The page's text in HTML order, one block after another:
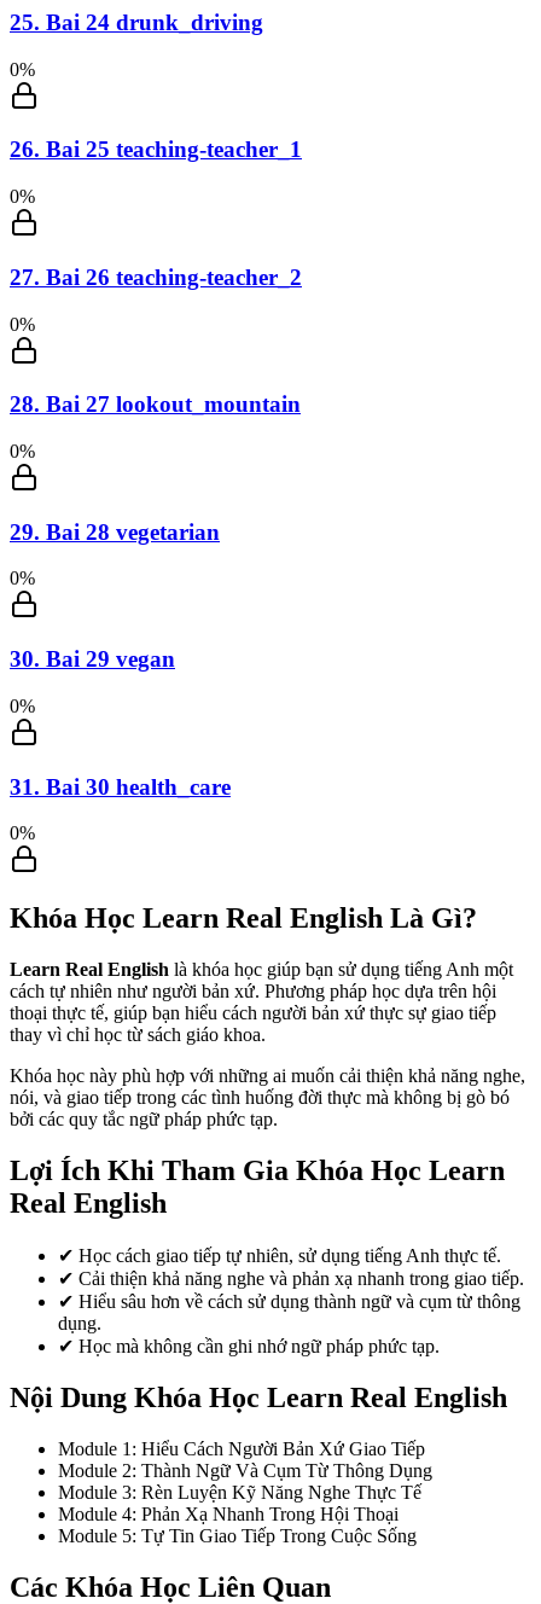
25. Bai 24 drunk_driving
0%
26. Bai 25 teaching-teacher_1
0%
27. Bai 26 teaching-teacher_2
0%
28. Bai 27 lookout_mountain
0%
29. Bai 28 vegetarian
0%
30. Bai 29 vegan
0%
31. Bai 30 health_care
0%
Khóa Học Learn Real English Là Gì?
Learn Real English là khóa học giúp bạn sử dụng tiếng Anh một
cách tự nhiên như người bản xứ. Phương pháp học dựa trên hội
thoại thực tế, giúp bạn hiểu cách người bản xứ thực sự giao tiếp
thay vì chỉ học từ sách giáo khoa.
Khóa học này phù hợp với những ai muốn cải thiện khả năng nghe,
nói, và giao tiếp trong các tình huống đời thực mà không bị gò bó
bởi các quy tắc ngữ pháp phức tạp.
Lợi Ích Khi Tham Gia Khóa Học Learn
Real English
✔ Học cách giao tiếp tự nhiên, sử dụng tiếng Anh thực tế.
✔ Cải thiện khả năng nghe và phản xạ nhanh trong giao tiếp.
✔ Hiểu sâu hơn về cách sử dụng thành ngữ và cụm từ thông
dụng.
✔ Học mà không cần ghi nhớ ngữ pháp phức tạp.
Nội Dung Khóa Học Learn Real English
Module 1: Hiểu Cách Người Bản Xứ Giao Tiếp
Module 2: Thành Ngữ Và Cụm Từ Thông Dụng
Module 3: Rèn Luyện Kỹ Năng Nghe Thực Tế
Module 4: Phản Xạ Nhanh Trong Hội Thoại
Module 5: Tự Tin Giao Tiếp Trong Cuộc Sống
Các Khóa Học Liên Quan